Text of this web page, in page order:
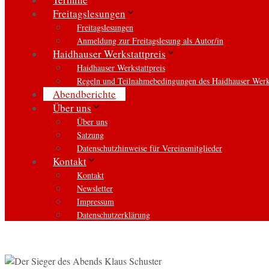
Freitagslesungen
Freitagslesungen
Anmeldung zur Freitagslesung als Autor/in
Haidhauser Werkstattpreis
Haidhauser Werkstattpreis
Regeln und Teilnahmebedingungen des Haidhauser
Abendberichte
Über uns
Über uns
Satzung
Datenschutzhinweise für Vereinsmitglieder
Kontakt
Kontakt
Newsletter
Impressum
Datenschutzerklärung